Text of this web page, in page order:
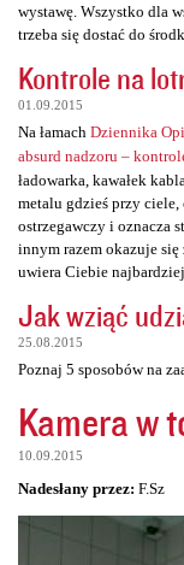
wystawę. Wszystko dla
trzeba się dostać do
Kontrole na
01.09.2015
Na łamach Dziennika
absurd nadzoru –
ładowarka, kawałek
metalu gdzieś przy ciele,
ostrzegawczy i oznacza
innym razem okazuje
uwiera Ciebie
Jak wziąć
25.08.2015
Poznaj 5 sposobów na
Kamera w
10.09.2015
Nadesłany przez: F.Sz